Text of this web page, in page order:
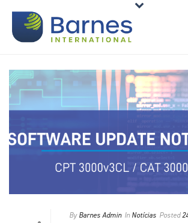
By Barnes Admin In Notícias Posted